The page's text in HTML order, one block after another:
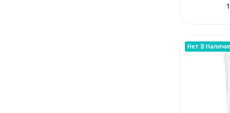
Нет В